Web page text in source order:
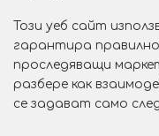
Специални
Защо да изберете
Как да изберем
Този уеб сайт
гарантира
проследяващи
разбере как
се задават само